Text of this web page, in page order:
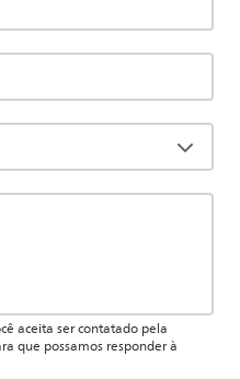
aceita ser contatado pela
que possamos responder à